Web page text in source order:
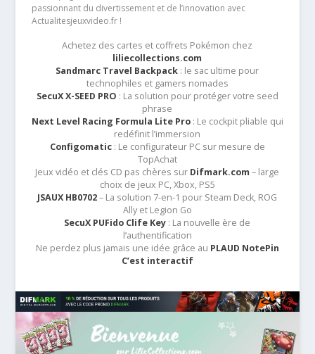
passionnant du divertissement et de l’innovation avec
Actualitesjeuxvideo.fr !
Achetez des cartes et coffrets Pokémon chez
liliecollections.com
Sandmarc Travel Backpack : le sac ultime pour
technophiles et gamers nomades
SecuX X-SEED PRO : La solution pour protéger votre seed
phrase
Next Level Racing Formula Lite Pro: Le cockpit pliable qui
redéfinit l’immersion
Configomatic: Le configurateur PC sur mesure de
TopAchat
Jeux vidéo et clés CD pas chères sur Difmark.com – large
choix de jeux PC, Xbox, PS5
JSAUX HB0702– La solution 7-en-1 pour Steam Deck, ROG
Ally et Legion Go
SecuX PUFido Clife Key : La nouvelle ère de
l’authentification
Ne perdez plus jamais une idée grâce au PLAUD NotePin
C’est interactif